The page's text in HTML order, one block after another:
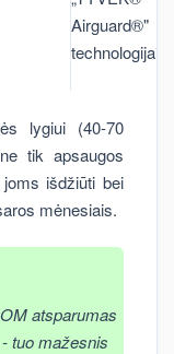
Airguard®"
technologija***
lygiui (40-70
tik apsaugos
išdžiūti bei
mėnesiais.
atsparumas
tuo mažesnis